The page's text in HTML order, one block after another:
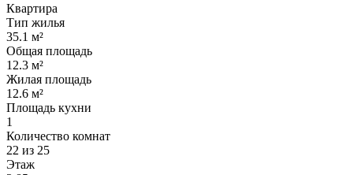
Квартира
Тип жилья
35.1 м²
Общая площадь
12.3 м²
Жилая площадь
12.6 м²
Площадь кухни
1
Количество комнат
22 из 25
Этаж